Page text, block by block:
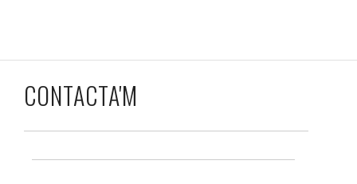
CONTACTA'M